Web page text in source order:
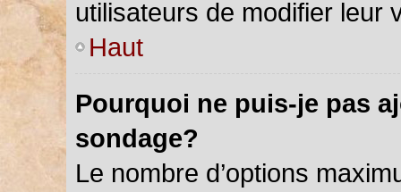
utilisateurs de modifier leur
Haut
Pourquoi ne puis-je pas
sondage?
Le nombre d’options